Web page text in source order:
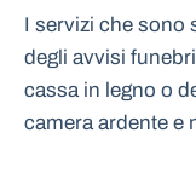
I servizi che sono
degli avvisi
cassa in legno o
camera ardente e